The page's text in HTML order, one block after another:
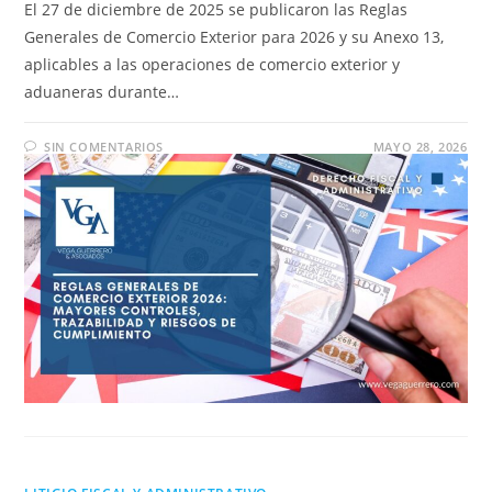
El 27 de diciembre de 2025 se publicaron las Reglas
Generales de Comercio Exterior para 2026 y su Anexo 13,
aplicables a las operaciones de comercio exterior y
aduaneras durante…
SIN COMENTARIOS MAYO 28, 2026